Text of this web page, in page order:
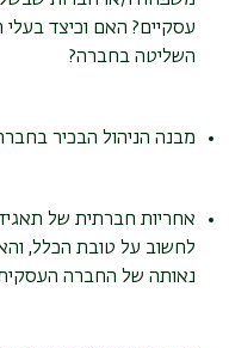
עסקיים? האם וכיצד
השליטה בחברה?
מבנה הניהול הבכיר
אחריות חברתית של
לחשוב על טובת הכלל,
נאותה של החברה